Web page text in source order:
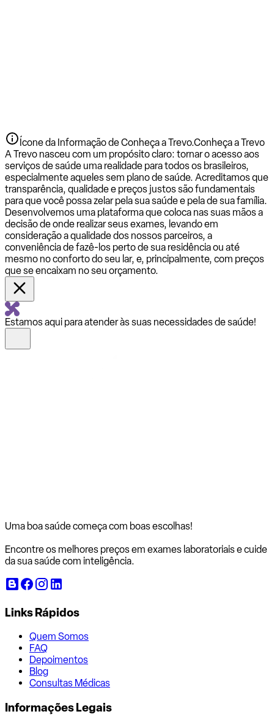
Ícone da Informação de Conheça a Trevo.Conheça a Trevo
A Trevo nasceu com um propósito claro: tornar o acesso aos
serviços de saúde uma realidade para todos os brasileiros,
especialmente aqueles sem plano de saúde. Acreditamos que
transparência, qualidade e preços justos são fundamentais
para que você possa zelar pela sua saúde e pela de sua família.
Desenvolvemos uma plataforma que coloca nas suas mãos a
decisão de onde realizar seus exames, levando em
consideração a qualidade dos nossos parceiros, a
conveniência de fazê-los perto de sua residência ou até
mesmo no conforto do seu lar, e, principalmente, com preços
que se encaixam no seu orçamento.
Estamos aqui para atender às suas necessidades de saúde!
Uma boa saúde começa com boas escolhas!
Encontre os melhores preços em exames laboratoriais e cuide
da sua saúde com inteligência.
Links Rápidos
Quem Somos
FAQ
Depoimentos
Blog
Consultas Médicas
Informações Legais